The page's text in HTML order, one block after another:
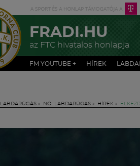
FRADI.HU
az FTC hivatalos honlapja
FM YOUTUBE + HÍREK
LABDARÚGÁS » NŐI LABDARÚGÁS » HÍREK »